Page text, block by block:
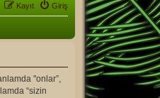
Giriş
Kayıt
"onlar”,
“sizin